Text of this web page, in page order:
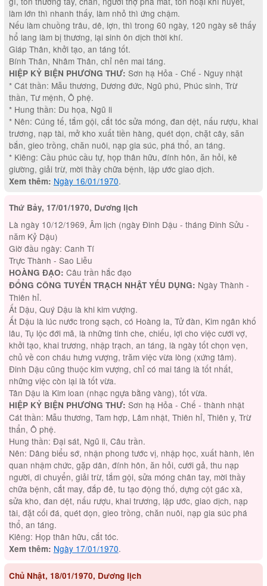
làm lớn thì nhanh thấy, làm nhỏ thì ứng chậm.
Nếu làm chuồng trâu, dê, lợn, thì trong 60 ngày, 120 ngày sẽ thấy
hổ lang làm bị thương, lại sinh ôn dịch thời khí.
Giáp Thân, khởi tạo, an táng tốt.
Bính Thân, Nhâm Thân, chỉ nên mai táng.
HIỆP KỶ BIỆN PHƯƠNG THƯ: Sơn hạ Hỏa - Chế - Nguy nhật
* Cát thần: Mẫu thương, Dương đức, Ngũ phú, Phúc sinh, Trừ
thần, Tư mệnh, Ô phệ.
* Hung thần: Du họa, Ngũ li
* Nên: Cúng tế, tắm gội, cắt tóc sửa móng, đan dệt, nấu rượu, khai
trương, nạp tài, mở kho xuất tiền hàng, quét dọn, chặt cây, săn
bắn, gieo trồng, chăn nuôi, nạp gia súc, phá thổ, an táng.
* Kiêng: Cầu phúc cầu tự, họp thân hữu, đính hôn, ăn hỏi, kê
giường, giải trừ, mời thầy chữa bệnh, lập ước giao dịch.
Xem thêm: Ngày 16/01/1970.
Thứ Bảy, 17/01/1970, Dương lịch
Là ngày 10/12/1969, Âm lịch (ngày Đinh Dậu - tháng Đinh Sửu -
năm Kỷ Dậu)
Giờ đầu ngày: Canh Tí
Trực Thành - Sao Liễu
HOÀNG ĐẠO: Câu trần hắc đạo
ĐỔNG CÔNG TUYỂN TRẠCH NHẬT YẾU DỤNG: Ngày Thành -
Thiên hỉ.
Ất Dậu, Quý Dậu là khi kim vượng.
Ất Dậu là lúc nước trong sạch, có Hoàng la, Tử đàn, Kim ngân khố
lâu, Tụ lộc đới mã, là những tinh che, chiếu, lợi cho việc cưới vợ,
khởi tạo, khai trương, nhập trạch, an táng, là ngày tốt chọn vẹn,
chủ về con cháu hưng vượng, trăm việc vừa lòng (xứng tâm).
Đinh Dậu cũng thuộc kim vượng, chỉ có mai táng là tốt nhất,
những việc còn lại là tốt vừa.
Tân Dậu là Kim loan (nhạc ngựa bằng vàng), tốt vừa.
HIỆP KỶ BIỆN PHƯƠNG THƯ: Sơn hạ Hỏa - Chế - thành nhật
Cát thần: Mẫu thương, Tam hợp, Lâm nhật, Thiên hỉ, Thiên y, Trừ
thẩn, Ô phệ.
Hung thần: Đại sát, Ngũ li, Câu trần.
Nên: Dâng biểu sớ, nhận phong tước vị, nhập học, xuất hành, lên
quan nhậm chức, gặp dân, đính hôn, ăn hỏi, cưới gả, thu nạp
người, di chuyển, giải trừ, tắm gội, sửa móng chân tay, mời thầy
chữa bệnh, cắt may, đắp đê, tu tạo động thố, dựng cột gác xà,
sửa kho, đan dệt, nấu rượu, khai trương, lập ước, giao dịch, nạp
tài, đặt cối đá, quét dọn, gieo trồng, chăn nuôi, nạp gia súc phá
thổ, an táng.
Kiêng: Họp thân hữu, cắt tóc.
Xem thêm: Ngày 17/01/1970.
Chủ Nhật, 18/01/1970, Dương lịch